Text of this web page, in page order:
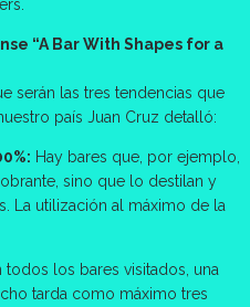
“A Bar With Shapes for a
serán las tres tendencias que
país Juan Cruz detalló:
Hay bares que, por ejemplo,
sino que lo destilan y
La utilización al máximo de la
todos los bares visitados, una
tarda como máximo tres